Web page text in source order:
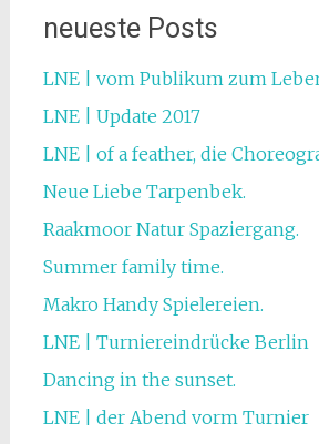
neueste Posts
LNE | vom Publikum zum
LNE | Update 2017
LNE | of a feather, die
Neue Liebe Tarpenbek.
Raakmoor Natur Spaziergang.
Summer family time.
Makro Handy Spielereien.
LNE | Turniereindrücke Berlin
Dancing in the sunset.
LNE | der Abend vorm Turnier